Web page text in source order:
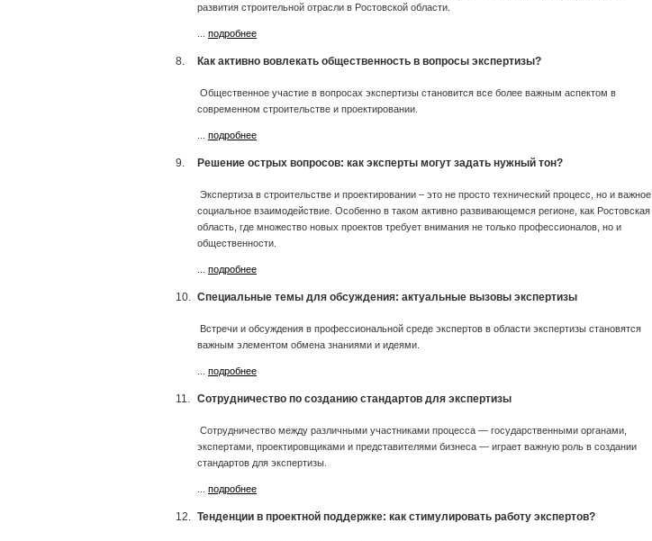
развития строительной отрасли в Ростовской области.
подробнее
8. Как активно вовлекать общественность в вопросы экспертизы?
Общественное участие в вопросах экспертизы становится все более важным аспектом в
современном строительстве и проектировании.
подробнее
9. Решение острых вопросов: как эксперты могут задать нужный тон?
Экспертиза в строительстве и проектировании – это не просто технический процесс, но и важное
социальное взаимодействие. Особенно в таком активно развивающемся регионе, как Ростовская
область, где множество новых проектов требует внимания не только профессионалов, но и
общественности.
подробнее
10. Специальные темы для обсуждения: актуальные вызовы экспертизы
Встречи и обсуждения в профессиональной среде экспертов в области экспертизы становятся
важным элементом обмена знаниями и идеями.
подробнее
11. Сотрудничество по созданию стандартов для экспертизы
Сотрудничество между различными участниками процесса — государственными органами,
экспертами, проектировщиками и представителями бизнеса — играет важную роль в создании
стандартов для экспертизы.
подробнее
12. Тенденции в проектной поддержке: как стимулировать работу экспертов?